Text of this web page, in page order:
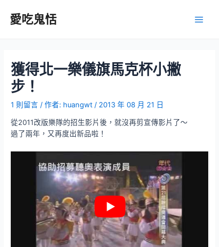
愛吃鬼恬
獲得北一樂儀旗馬克杯小撇
步！
1 則留言 / 作者: huangwt/ 2013 年 08 月 21 日
從2011改版樂隊的招生影片後，就沒再剪宣傳影片了～
過了兩年，又再度出新品啦！